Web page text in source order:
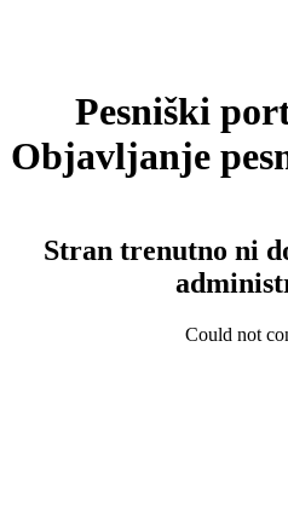
Pesniški
Objavljanje
Stran trenutno ni
Could not